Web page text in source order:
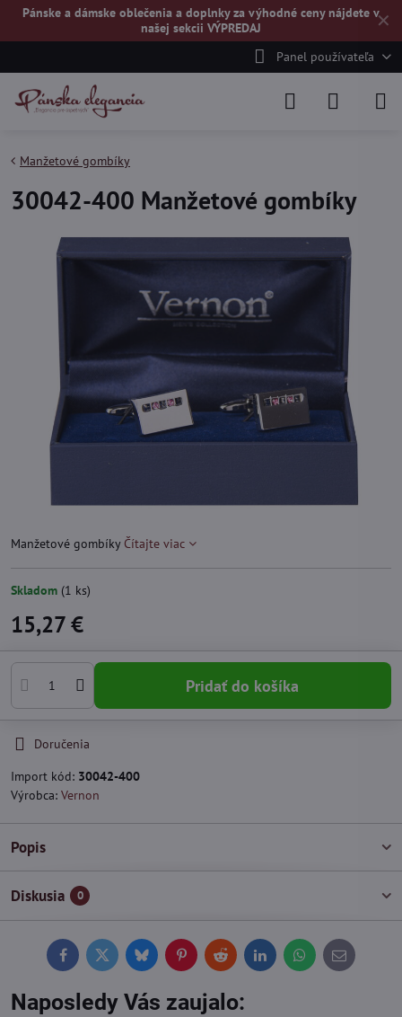
✕
Pánske a dámske oblečenia a doplnky za výhodné ceny nájdete v
našej sekcii VÝPREDAJ
Panel používateľa
Manžetové gombíky
30042-400 Manžetové gombíky
Manžetové gombíky Čítajte viac
Skladom (1 ks)
15,27 €
Pridať do košíka
Doručenia
Import kód: 30042-400
Výrobca: Vernon
Popis
Diskusia 0
FacebookTwitterBlueskyPinterestReddit LinkedInWhatsApp
E-
mail
Naposledy Vás zaujalo: